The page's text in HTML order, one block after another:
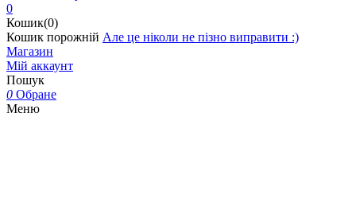
0
Кошик(0)
Кошик порожній Але це ніколи не пізно виправити :)
Магазин
Мій аккаунт
Пошук
0 Обране
Меню